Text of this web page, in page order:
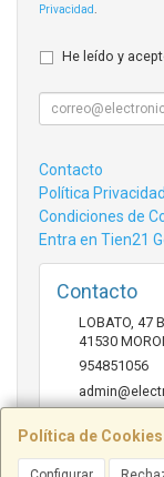
Política de
Privacidad
He leído y
Contacto
Política Privacidad
Condiciones de
Entra en Tien21
Contacto
LOBATO, 47
41530
954851056
Horario